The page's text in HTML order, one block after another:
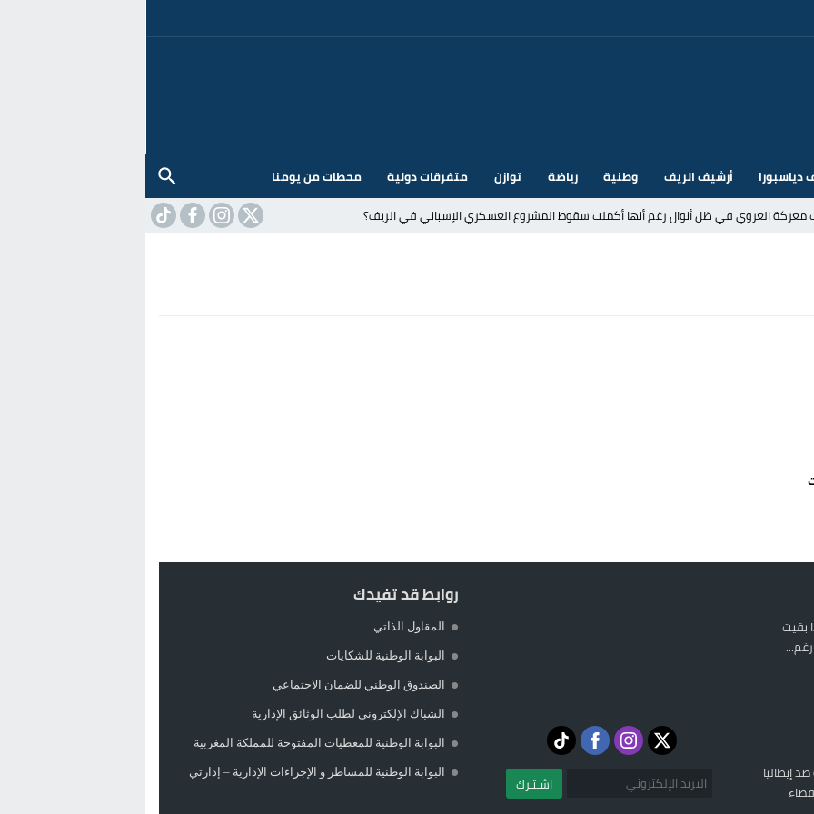
دياسبورا أرشيف الريف وطنية رياضة توازن متفرقات دولية
محطات من يومنا
معركة العروي في ظل أنوال رغم أنها أكملت سقوط المشروع العسكري الإسباني في الريف؟
بسبب الضوابط الحدودية في فضاء شنغن
لرعاية القاصرين في سبتة
بقيت
إيطاليا
اشـتـرك
روابط قد تفيدك
المقاول الذاتي
البوابة الوطنية للشكايات
الصندوق الوطني للضمان الاجتماعي
الشباك الإلكتروني لطلب الوثائق الإدارية
البوابة الوطنية للمعطيات المفتوحة للمملكة المغربية
البوابة الوطنية للمساطر و الإجراءات الإدارية – إدارتي